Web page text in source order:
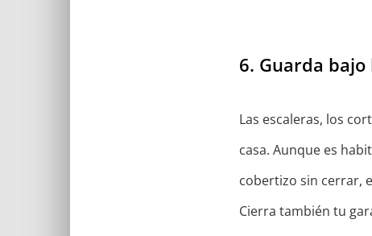
6. Guarda
Las escaleras, los
casa. Aunque es
cobertizo sin cerrar,
Cierra también tu